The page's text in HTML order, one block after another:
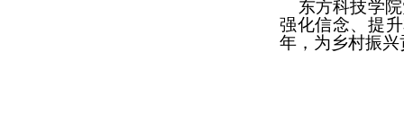
东方科技学
强化信念、提
年，为乡村振